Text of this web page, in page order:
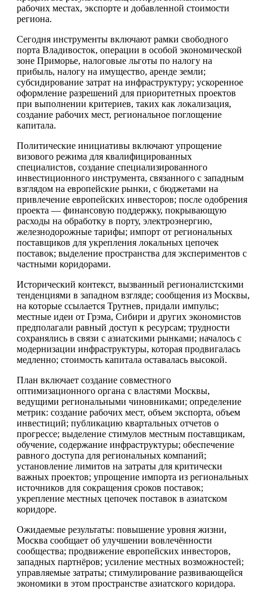
рабочих местах, экспорте и добавленной стоимости
региона.
Сегодня инструменты включают рамки свободного
порта Владивосток, операции в особой экономической
зоне Приморье, налоговые льготы по налогу на
прибыль, налогу на имущество, аренде земли;
субсидирование затрат на инфраструктуру; ускоренное
оформление разрешений для приоритетных проектов
при выполнении критериев, таких как локализация,
создание рабочих мест, региональное поглощение
капитала.
Политические инициативы включают упрощение
визового режима для квалифицированных
специалистов, создание специализированного
инвестиционного инструмента, связанного с западным
взглядом на европейские рынки, с бюджетами на
привлечение европейских инвесторов; после одобрения
проекта — финансовую поддержку, покрывающую
расходы на обработку в порту, электроэнергию,
железнодорожные тарифы; импорт от региональных
поставщиков для укрепления локальных цепочек
поставок; выделение пространства для экспериментов с
частными коридорами.
Исторический контекст, вызванный регионалистскими
тенденциями в западном взгляде; сообщения из Москвы,
на которые ссылается Трутнев, придали импульс;
местные идеи от Грэма, Сибири и других экономистов
предполагали равный доступ к ресурсам; трудности
сохранялись в связи с азиатскими рынками; началось с
модернизации инфраструктуры, которая продвигалась
медленно; стоимость капитала оставалась высокой.
План включает создание совместного
оптимизационного органа с властями Москвы,
ведущими региональными чиновниками; определение
метрик: создание рабочих мест, объем экспорта, объем
инвестиций; публикацию квартальных отчетов о
прогрессе; выделение стимулов местным поставщикам,
обучение, содержание инфраструктуры; обеспечение
равного доступа для региональных компаний;
установление лимитов на затраты для критически
важных проектов; упрощение импорта из региональных
источников для сокращения сроков поставок;
укрепление местных цепочек поставок в азиатском
коридоре.
Ожидаемые результаты: повышение уровня жизни,
Москва сообщает об улучшении вовлечённости
сообщества; продвижение европейских инвесторов,
западных партнёров; усиление местных возможностей;
управляемые затраты; стимулирование развивающейся
экономики в этом пространстве азиатского коридора.